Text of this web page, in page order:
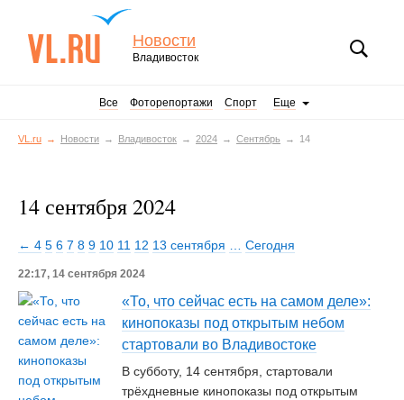
Новости
Владивосток
Все Фоторепортажи Спорт Еще
VL.ru Новости Владивосток 2024 Сентябрь 14
14 сентября 2024
← 4 5 6 7 8 9 10 11 12 13 сентября Сегодня
22:17, 14 сентября 2024
«То, что сейчас есть на самом деле»:
кинопоказы под открытым небом
стартовали во Владивостоке
В субботу, 14 сентября, стартовали
трёхдневные кинопоказы под открытым